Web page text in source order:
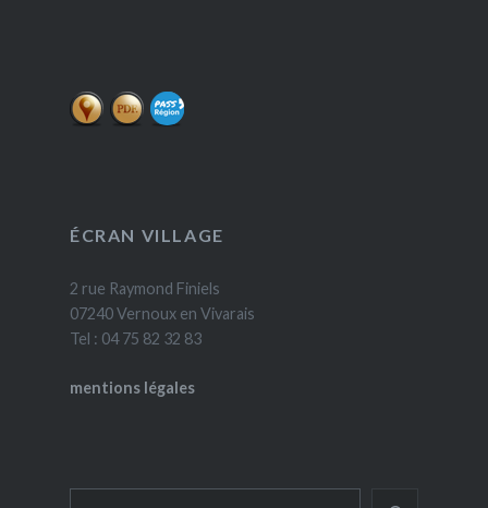
ÉCRAN VILLAGE
2 rue Raymond Finiels
07240 Vernoux en Vivarais
Tel : 04 75 82 32 83
mentions légales